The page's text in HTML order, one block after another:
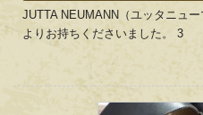
JUTTA NEUMANN（ユッタニュ
よりお持ちくださいました。 3